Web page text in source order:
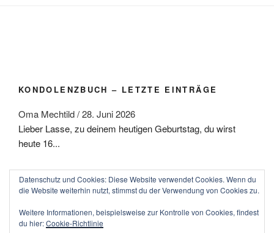
KONDOLENZBUCH – LETZTE EINTRÄGE
Oma Mechtild/28. Juni 2026
Lieber Lasse, zu deinem heutigen Geburtstag, du wirst
heute 16...
Mail
Datenschutz und Cookies: Diese Website verwendet Cookies. Wenn du
die Website weiterhin nutzt, stimmst du der Verwendung von Cookies zu.
Weitere Informationen, beispielsweise zur Kontrolle von Cookies, findest
du hier:Cookie-Richtlinie